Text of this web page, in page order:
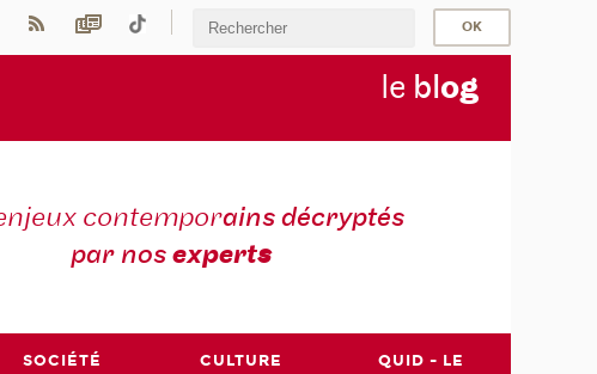
le blog
contemporains décryptés
par nosexperts
SOCIÉTÉ CULTURE
QUID - LE